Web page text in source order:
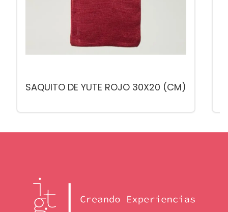
SAQUITO DE YUTE ROJO 30X20 (CM)